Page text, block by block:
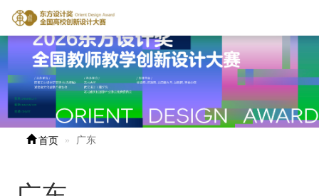
首页 广东